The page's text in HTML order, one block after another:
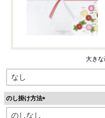
大き
のし掛け方法
(